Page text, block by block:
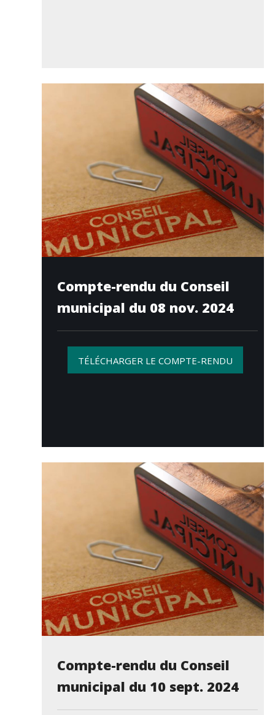
Compte-rendu du Conseil
municipal du 08 nov. 2024
TÉLÉCHARGER LE COMPTE-RENDU
Compte-rendu du Conseil
municipal du 10 sept. 2024